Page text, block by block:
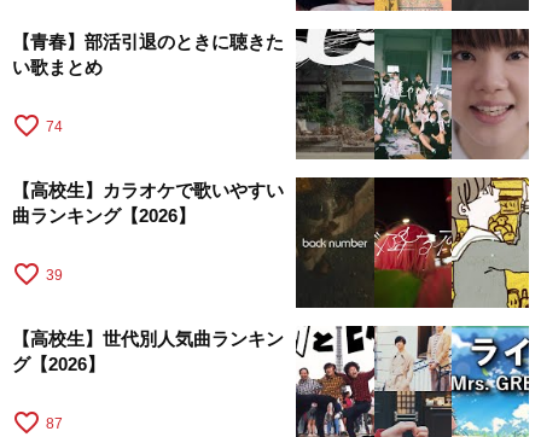
【青春】部活引退のときに聴きた
い歌まとめ
favorite_border 74
【高校生】カラオケで歌いやすい
曲ランキング【2026】
favorite_border 39
【高校生】世代別人気曲ランキン
グ【2026】
favorite_border 87